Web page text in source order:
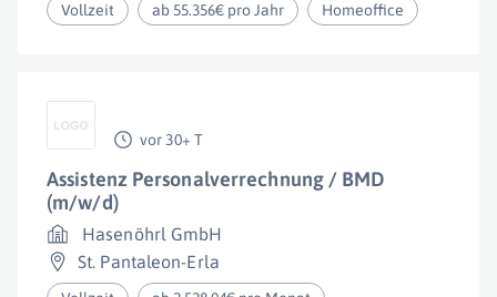
Vollzeit ab 55.356€ pro Jahr Homeoffice
vor 30+ T
Assistenz Personalverrechnung / BMD
(m/w/d)
Hasenöhrl GmbH
St. Pantaleon-Erla